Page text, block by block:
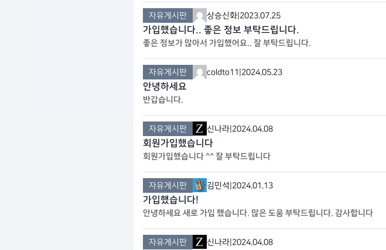
자유게시판 상승신화|2023.07.25
가입했습니다.. 좋은 정보 부탁드립니다.
좋은 정보가 많아서 가입했어요.. 잘 부탁드립니다.
자유게시판 coldto11 |2024.05.23
안녕하세요
반갑습니다.
자유게시판 신나라|2024.04.08
회원가입했습니다
회원가입했습니다 ^^ 잘 부탁드립니다
자유게시판 김민석 |2024.01.13
가입했습니다!
안녕하세요 새로 가입 했습니다. 많은 도움 부탁드립니다. 감사합니다
자유게시판 신나라|2024.04.08